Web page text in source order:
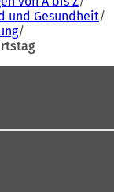
und Gesundheit